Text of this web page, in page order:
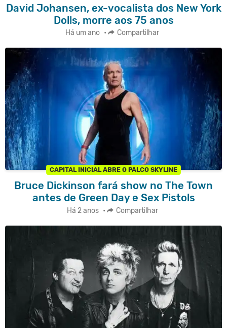
David Johansen, ex-vocalista dos New York
Dolls, morre aos 75 anos
Há um ano • Compartilhar
CAPITAL INICIAL ABRE O PALCO SKYLINE
Bruce Dickinson fará show no The Town
antes de Green Day e Sex Pistols
Há 2 anos • Compartilhar